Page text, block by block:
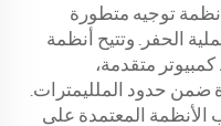
توجيه متطورة
الحفر. وتتيح أنظمة
متقدمة،
ضمن حدود الملليمترات.
الأنظمة المعتمدة على